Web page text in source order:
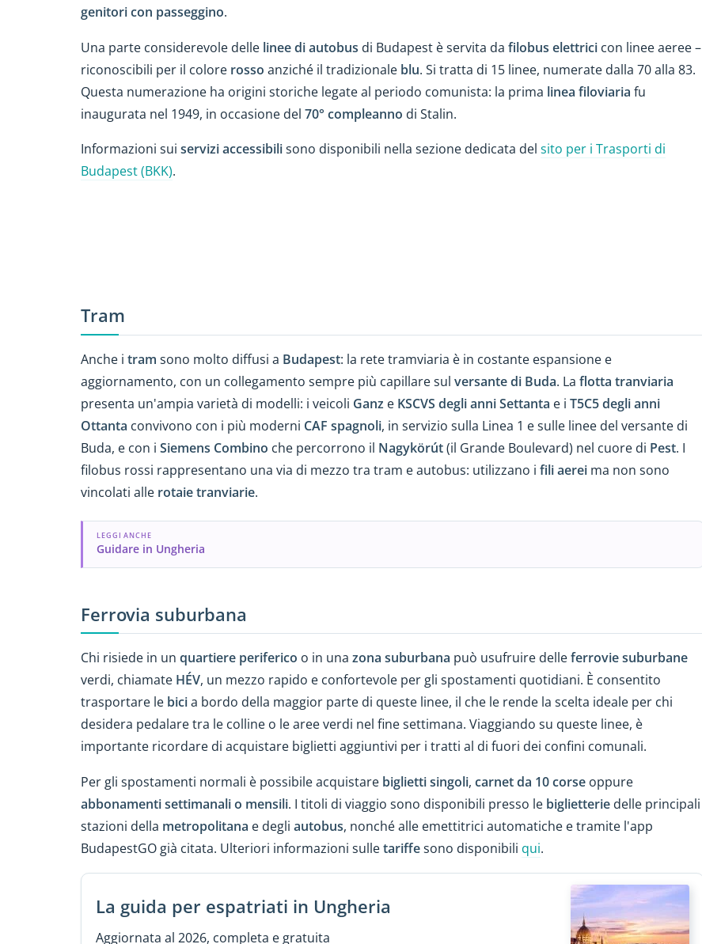
genitori con passeggino.
Una parte considerevole delle linee di autobus di Budapest è servita da filobus elettrici con linee aeree –
riconoscibili per il colore rosso anziché il tradizionale blu. Si tratta di 15 linee, numerate dalla 70 alla 83.
Questa numerazione ha origini storiche legate al periodo comunista: la prima linea filoviaria fu
inaugurata nel 1949, in occasione del 70° compleanno di Stalin.
Informazioni sui servizi accessibilisono disponibili nella sezione dedicata del sito per i Trasporti di
Budapest (BKK).
Tram
Anche i tram sono molto diffusi a Budapest: la rete tramviaria è in costante espansione e
aggiornamento, con un collegamento sempre più capillare sul versante di Buda. La flotta tranviaria
presenta un'ampia varietà di modelli: i veicoli Ganz e KSCVS degli anni Settanta e i T5C5 degli anni
Ottanta convivono con i più moderni CAF spagnoli, in servizio sulla Linea 1 e sulle linee del versante di
Buda, e con i Siemens Combino che percorrono il Nagykörút(il Grande Boulevard) nel cuore di Pest. I
filobus rossi rappresentano una via di mezzo tra tram e autobus: utilizzano i fili aerei ma non sono
vincolati alle rotaie tranviarie.
LEGGI ANCHE
Guidare in Ungheria
Ferrovia suburbana
Chi risiede in un quartiere periferico o in una zona suburbana può usufruire delleferrovie suburbane
verdi, chiamate HÉV, un mezzo rapido e confortevole per gli spostamenti quotidiani. È consentito
trasportare le bicia bordo della maggior parte di queste linee, il che le rende la scelta ideale per chi
desidera pedalare tra le colline o le aree verdi nel fine settimana. Viaggiando su queste linee, è
importante ricordare di acquistare biglietti aggiuntivi per i tratti al di fuori dei confini comunali.
Per gli spostamenti normali è possibile acquistare biglietti singoli, carnet da 10 corse oppure
abbonamenti settimanali o mensili. I titoli di viaggio sono disponibili presso le biglietterie delle principali
stazioni della metropolitana e degli autobus, nonché alle emettitrici automatiche e tramite l'app
BudapestGO già citata. Ulteriori informazioni sulletariffesono disponibili qui.
La guida per espatriati in Ungheria
Aggiornata al 2026, completa e gratuita